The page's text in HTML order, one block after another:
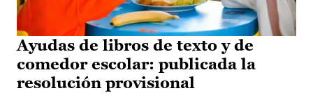
Ayudas de libros de texto y de
comedor escolar: publicada la
resolución provisional